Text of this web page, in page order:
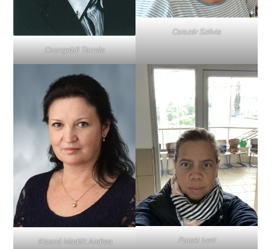
Csongrádi Tamás
Csiszár Szilvia
Kissné Madák Andrea Pataki Ivett